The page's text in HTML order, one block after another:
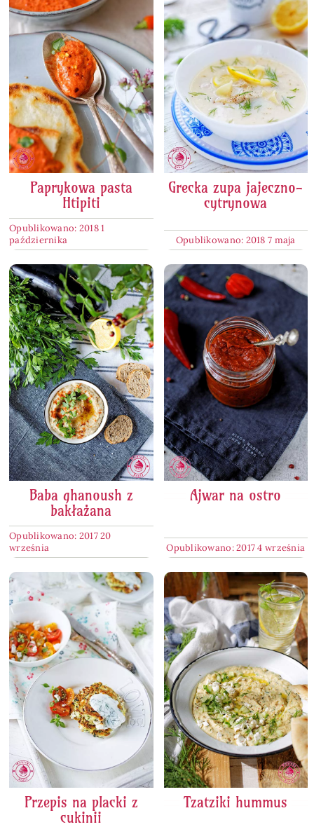
Paprykowa pasta
Htipiti
Opublikowano: 2018 1
października
Grecka zupa jajeczno-
cytrynowa
Opublikowano: 2018 7 maja
Baba ghanoush z
bakłażana
Opublikowano: 2017 20
września
Ajwar na ostro
Opublikowano: 2017 4 września
Przepis na placki z
cukinii
Tzatziki hummus